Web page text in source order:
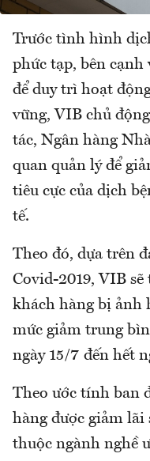
Trước tình hình
phức tạp, bên
để duy trì hoạt
vững, VIB chủ
tác, Ngân hàng
quan quản lý để
tiêu cực của dịch
tế.
Theo đó, dựa trên
Covid-2019, VIB
khách hàng bị ảnh
mức giảm trung
ngày 15/7 đến hết
Theo ước tính ban
hàng được giảm lãi
thuộc ngành nghề